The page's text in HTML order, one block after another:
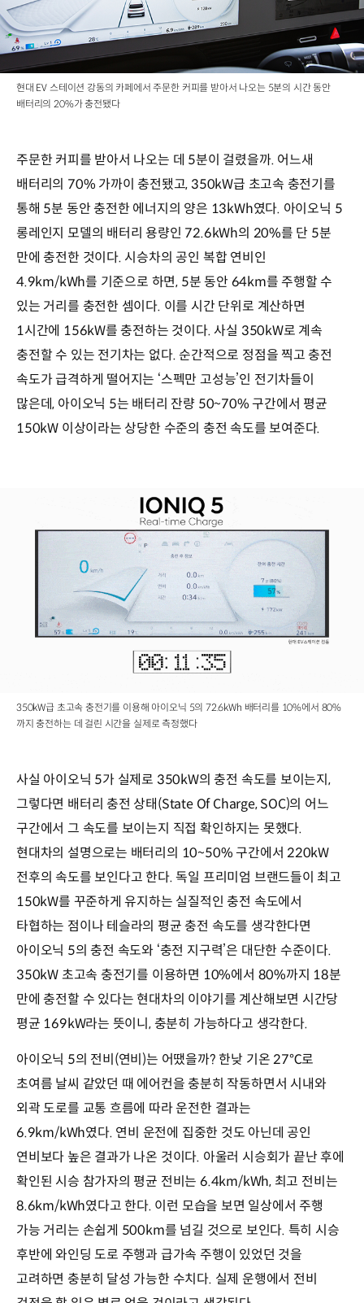
현대 EV 스테이션 강동의 카페에서 주문한 커피를 받아서 나오는 5분의 시간 동안
배터리의 20%가 충전됐다
주문한 커피를 받아서 나오는 데 5분이 걸렸을까. 어느새
배터리의 70% 가까이 충전됐고, 350kW급 초고속 충전기를
통해 5분 동안 충전한 에너지의 양은 13kWh였다. 아이오닉 5
롱레인지 모델의 배터리 용량인 72.6kWh의 20%를 단 5분
만에 충전한 것이다. 시승차의 공인 복합 연비인
4.9km/kWh를 기준으로 하면, 5분 동안 64km를 주행할 수
있는 거리를 충전한 셈이다. 이를 시간 단위로 계산하면
1시간에 156kW를 충전하는 것이다. 사실 350kW로 계속
충전할 수 있는 전기차는 없다. 순간적으로 정점을 찍고 충전
속도가 급격하게 떨어지는 ‘스펙만 고성능’인 전기차들이
많은데, 아이오닉 5는 배터리 잔량 50~70% 구간에서 평균
150kW 이상이라는 상당한 수준의 충전 속도를 보여준다.
350kW급 초고속 충전기를 이용해 아이오닉 5의 72.6kWh 배터리를 10%에서 80%
까지 충전하는 데 걸린 시간을 실제로 측정했다
사실 아이오닉 5가 실제로 350kW의 충전 속도를 보이는지,
그렇다면 배터리 충전 상태(State Of Charge, SOC)의 어느
구간에서 그 속도를 보이는지 직접 확인하지는 못했다.
현대차의 설명으로는 배터리의 10~50% 구간에서 220kW
전후의 속도를 보인다고 한다. 독일 프리미엄 브랜드들이 최고
150kW를 꾸준하게 유지하는 실질적인 충전 속도에서
타협하는 점이나 테슬라의 평균 충전 속도를 생각한다면
아이오닉 5의 충전 속도와 ‘충전 지구력’은 대단한 수준이다.
350kW 초고속 충전기를 이용하면 10%에서 80%까지 18분
만에 충전할 수 있다는 현대차의 이야기를 계산해보면 시간당
평균 169kW라는 뜻이니, 충분히 가능하다고 생각한다.
아이오닉 5의 전비(연비)는 어땠을까? 한낮 기온 27℃로
초여름 날씨 같았던 때 에어컨을 충분히 작동하면서 시내와
외곽 도로를 교통 흐름에 따라 운전한 결과는
6.9km/kWh였다. 연비 운전에 집중한 것도 아닌데 공인
연비보다 높은 결과가 나온 것이다. 아울러 시승회가 끝난 후에
확인된 시승 참가자의 평균 전비는 6.4km/kWh, 최고 전비는
8.6km/kWh였다고 한다. 이런 모습을 보면 일상에서 주행
가능 거리는 손쉽게 500km를 넘길 것으로 보인다. 특히 시승
후반에 와인딩 도로 주행과 급가속 주행이 있었던 것을
고려하면 충분히 달성 가능한 수치다. 실제 운행에서 전비